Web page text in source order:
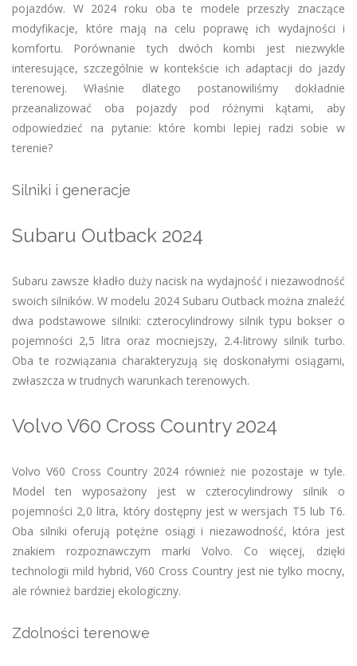
pojazdów. W 2024 roku oba te modele przeszły znaczące
modyfikacje, które mają na celu poprawę ich wydajności i
komfortu. Porównanie tych dwóch kombi jest niezwykle
interesujące, szczególnie w kontekście ich adaptacji do jazdy
terenowej. Właśnie dlatego postanowiliśmy dokładnie
przeanalizować oba pojazdy pod różnymi kątami, aby
odpowiedzieć na pytanie: które kombi lepiej radzi sobie w
terenie?
Silniki i generacje
Subaru Outback 2024
Subaru zawsze kładło duży nacisk na wydajność i niezawodność
swoich silników. W modelu 2024 Subaru Outback można znaleźć
dwa podstawowe silniki: czterocylindrowy silnik typu bokser o
pojemności 2,5 litra oraz mocniejszy, 2.4-litrowy silnik turbo.
Oba te rozwiązania charakteryzują się doskonałymi osiągami,
zwłaszcza w trudnych warunkach terenowych.
Volvo V60 Cross Country 2024
Volvo V60 Cross Country 2024 również nie pozostaje w tyle.
Model ten wyposażony jest w czterocylindrowy silnik o
pojemności 2,0 litra, który dostępny jest w wersjach T5 lub T6.
Oba silniki oferują potężne osiągi i niezawodność, która jest
znakiem rozpoznawczym marki Volvo. Co więcej, dzięki
technologii mild hybrid, V60 Cross Country jest nie tylko mocny,
ale również bardziej ekologiczny.
Zdolności terenowe